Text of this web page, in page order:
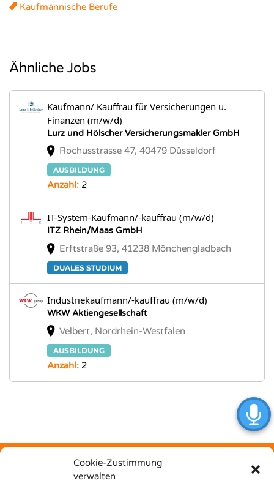
Cookie-Zustimmung
verwalten
Kaufmännische Berufe
Ähnliche Jobs
Kaufmann/ Kauffrau für Versicherungen u.
Finanzen (m/w/d)
Lurz und Hölscher Versicherungsmakler GmbH
Rochusstrasse 47, 40479 Düsseldorf
AUSBILDUNG
Anzahl: 2
IT-System-Kaufmann/-kauffrau (m/w/d)
ITZ Rhein/Maas GmbH
Erftstraße 93, 41238 Mönchengladbach
DUALES STUDIUM
Industriekaufmann/-kauffrau (m/w/d)
WKW Aktiengesellschaft
Velbert, Nordrhein-Westfalen
AUSBILDUNG
Anzahl: 2